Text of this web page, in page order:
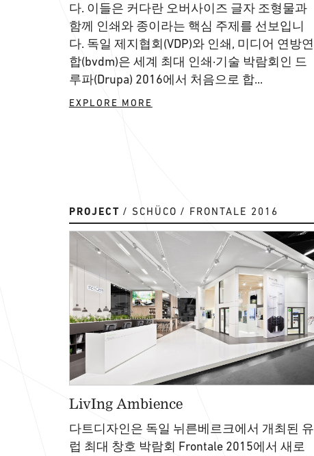
다. 이들은 커다란 오버사이즈 글자 조형물과
함께 인쇄와 종이라는 핵심 주제를 선보입니
다. 독일 제지협회(VDP)와 인쇄, 미디어 연방연
합(bvdm)은 세계 최대 인쇄·기술 박람회인 드
루파(Drupa) 2016에서 처음으로 합...
EXPLORE MORE
PROJECT SCHÜCO FRONTALE 2016
LivIng Ambience
다트디자인은 독일 뉘른베르크에서 개최된 유
럽 최대 창호 박람회 Frontale 2015에서 새로